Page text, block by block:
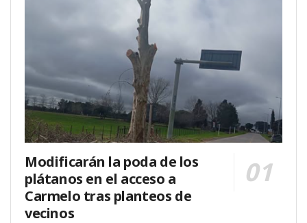
Modificarán la poda de los
plátanos en el acceso a
Carmelo tras planteos de
vecinos